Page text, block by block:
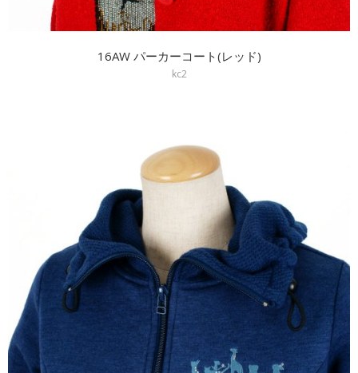
16AW パーカーコート(レッド)
kc2